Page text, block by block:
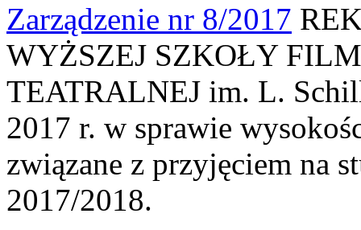
Zarządzenie nr 8/2017
WYŻSZEJ SZKOŁY
TEATRALNEJ im. L.
2017 r. w sprawie
związane z przyjęciem na
2017/2018.